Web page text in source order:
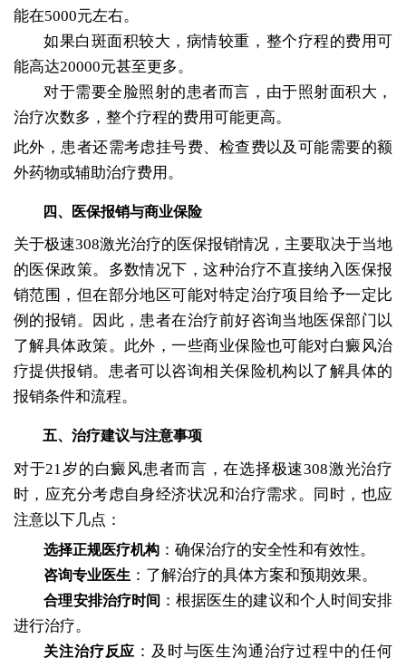
能在5000元左右。
如果白斑面积较大，病情较重，整个疗程的费用可
能高达20000元甚至更多。
对于需要全脸照射的患者而言，由于照射面积大，
治疗次数多，整个疗程的费用可能更高。
此外，患者还需考虑挂号费、检查费以及可能需要的额
外药物或辅助治疗费用。
四、医保报销与商业保险
关于极速308激光治疗的医保报销情况，主要取决于当地
的医保政策。多数情况下，这种治疗不直接纳入医保报
销范围，但在部分地区可能对特定治疗项目给予一定比
例的报销。因此，患者在治疗前好咨询当地医保部门以
了解具体政策。此外，一些商业保险也可能对白癜风治
疗提供报销。患者可以咨询相关保险机构以了解具体的
报销条件和流程。
五、治疗建议与注意事项
对于21岁的白癜风患者而言，在选择极速308激光治疗
时，应充分考虑自身经济状况和治疗需求。同时，也应
注意以下几点：
选择正规医疗机构 ：确保治疗的安全性和有效性。
咨询专业医生 ：了解治疗的具体方案和预期效果。
合理安排治疗时间 ：根据医生的建议和个人时间安排
进行治疗。
关注治疗反应 ：及时与医生沟通治疗过程中的任何